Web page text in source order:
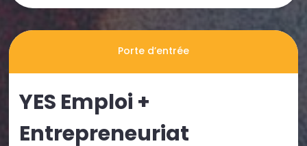
Porte d’entrée
YES Emploi +
Entrepreneuriat